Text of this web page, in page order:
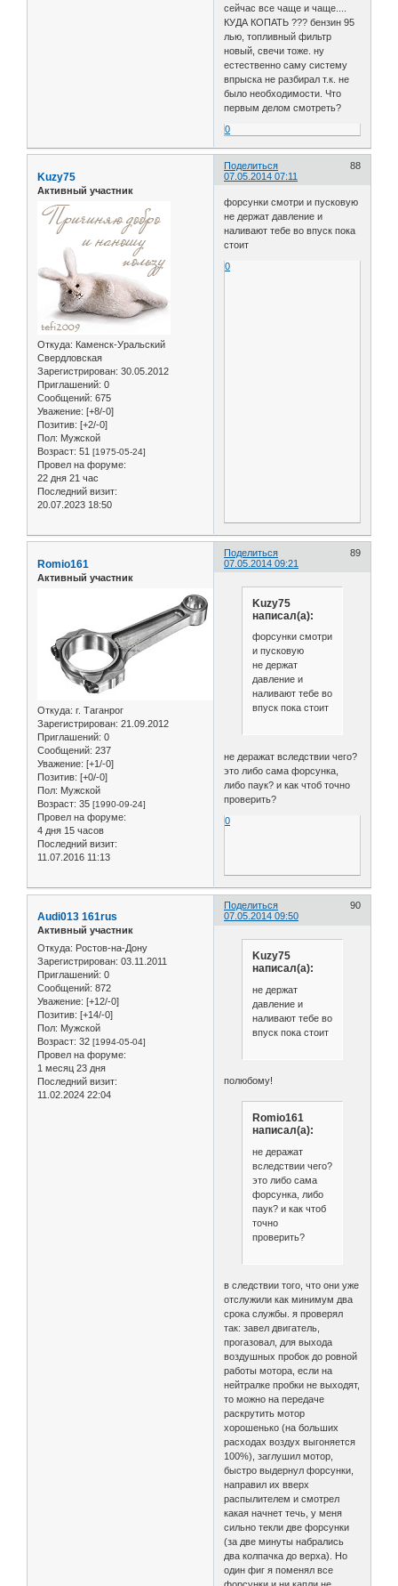
сейчас все чаще и чаще....
КУДА КОПАТЬ ??? бензин 95
лью, топливный фильтр
новый, свечи тоже. ну
естественно саму систему
впрыска не разбирал т.к. не
было необходимости. Что
первым делом смотреть?
0
Поделиться
88
07.05.2014 07:11
Kuzy75
Активный участник
Откуда: Каменск-Уральский
Свердловская
Зарегистрирован: 30.05.2012
Приглашений: 0
Сообщений: 675
Уважение: [+8/-0]
Позитив: [+2/-0]
Пол: Мужской
Возраст: 51 [1975-05-24]
Провел на форуме:
22 дня 21 час
Последний визит:
20.07.2023 18:50
форсунки смотри и пусковую
не держат давление и
наливают тебе во впуск пока
стоит
0
Поделиться
89
07.05.2014 09:21
Romio161
Активный участник
Откуда: г. Таганрог
Зарегистрирован: 21.09.2012
Приглашений: 0
Сообщений: 237
Уважение: [+1/-0]
Позитив: [+0/-0]
Пол: Мужской
Возраст: 35 [1990-09-24]
Провел на форуме:
4 дня 15 часов
Последний визит:
11.07.2016 11:13
Kuzy75
написал(а):
форсунки смотри
и пусковую
не держат
давление и
наливают тебе во
впуск пока стоит
не деражат вследствии чего?
это либо сама форсунка,
либо паук? и как чтоб точно
проверить?
0
Поделиться
90
07.05.2014 09:50
Audi013 161rus
Активный участник
Откуда: Ростов-на-Дону
Зарегистрирован: 03.11.2011
Приглашений: 0
Сообщений: 872
Уважение: [+12/-0]
Позитив: [+14/-0]
Пол: Мужской
Возраст: 32 [1994-05-04]
Провел на форуме:
1 месяц 23 дня
Последний визит:
11.02.2024 22:04
Kuzy75
написал(а):
не держат
давление и
наливают тебе во
впуск пока стоит
полюбому!
Romio161
написал(а):
не деражат
вследствии чего?
это либо сама
форсунка, либо
паук? и как чтоб
точно
проверить?
в следствии того, что они уже
отслужили как минимум два
срока службы. я проверял
так: завел двигатель,
прогазовал, для выхода
воздушных пробок до ровной
работы мотора, если на
нейтралке пробки не выходят,
то можно на передаче
раскрутить мотор
хорошенько (на больших
расходах воздух выгоняется
100%), заглушил мотор,
быстро выдернул форсунки,
направил их вверх
распылителем и смотрел
какая начнет течь, у меня
сильно текли две форсунки
(за две минуты набрались
два колпачка до верха). Но
один фиг я поменял все